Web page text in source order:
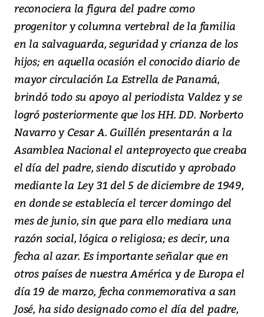
reconociera la figura del padre como
progenitor y columna vertebral de la familia
en la salvaguarda, seguridad y crianza de los
hijos; en aquella ocasión el conocido diario de
mayor circulación La Estrella de Panamá,
brindó todo su apoyo al periodista Valdez y se
logró posteriormente que los HH. DD. Norberto
Navarro y Cesar A. Guillén presentarán a la
Asamblea Nacional el anteproyecto que creaba
el día del padre, siendo discutido y aprobado
mediante la Ley 31 del 5 de diciembre de 1949,
en donde se establecía el tercer domingo del
mes de junio, sin que para ello mediara una
razón social, lógica o religiosa; es decir, una
fecha al azar. Es importante señalar que en
otros países de nuestra América y de Europa el
día 19 de marzo, fecha conmemorativa a san
José, ha sido designado como el día del padre,